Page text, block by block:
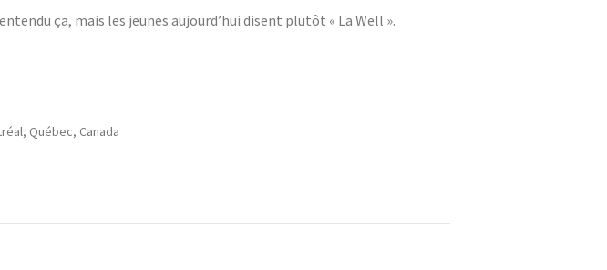
ça, mais les jeunes aujourd’hui disent plutôt « La Well ».
Québec, Canada